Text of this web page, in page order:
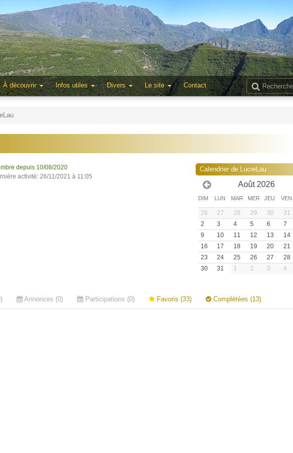
À découvrir Infos utiles Divers Le site Contact
depuis 10/08/2020
activité: 26/11/2021 à 11:05
Calendrier de LucieLau
Août 2026
DIM LUN MAR MER JEU VEN
26 27 28 29 30 31
2
3 4 5 6 7
9
10 11 12 13 14
16
17 18 19 20 21
23
24 25 26 27 28
30
31 1 2 3 4
Annonces (0) Participations (0) Favoris (33) Complétées (13)